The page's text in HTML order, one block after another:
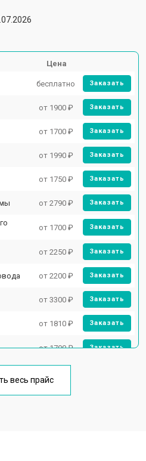
Цена
бесплатно Заказать
от 1900 ₽ Заказать
от 1700 ₽ Заказать
от 1990 ₽ Заказать
от 1750 ₽ Заказать
от 2790 ₽ Заказать
от 1700 ₽ Заказать
от 2250 ₽ Заказать
от 2200 ₽ Заказать
от 3300 ₽ Заказать
от 1810 ₽ Заказать
от 1700 ₽ Заказать
от 1700 ₽
весь прайс